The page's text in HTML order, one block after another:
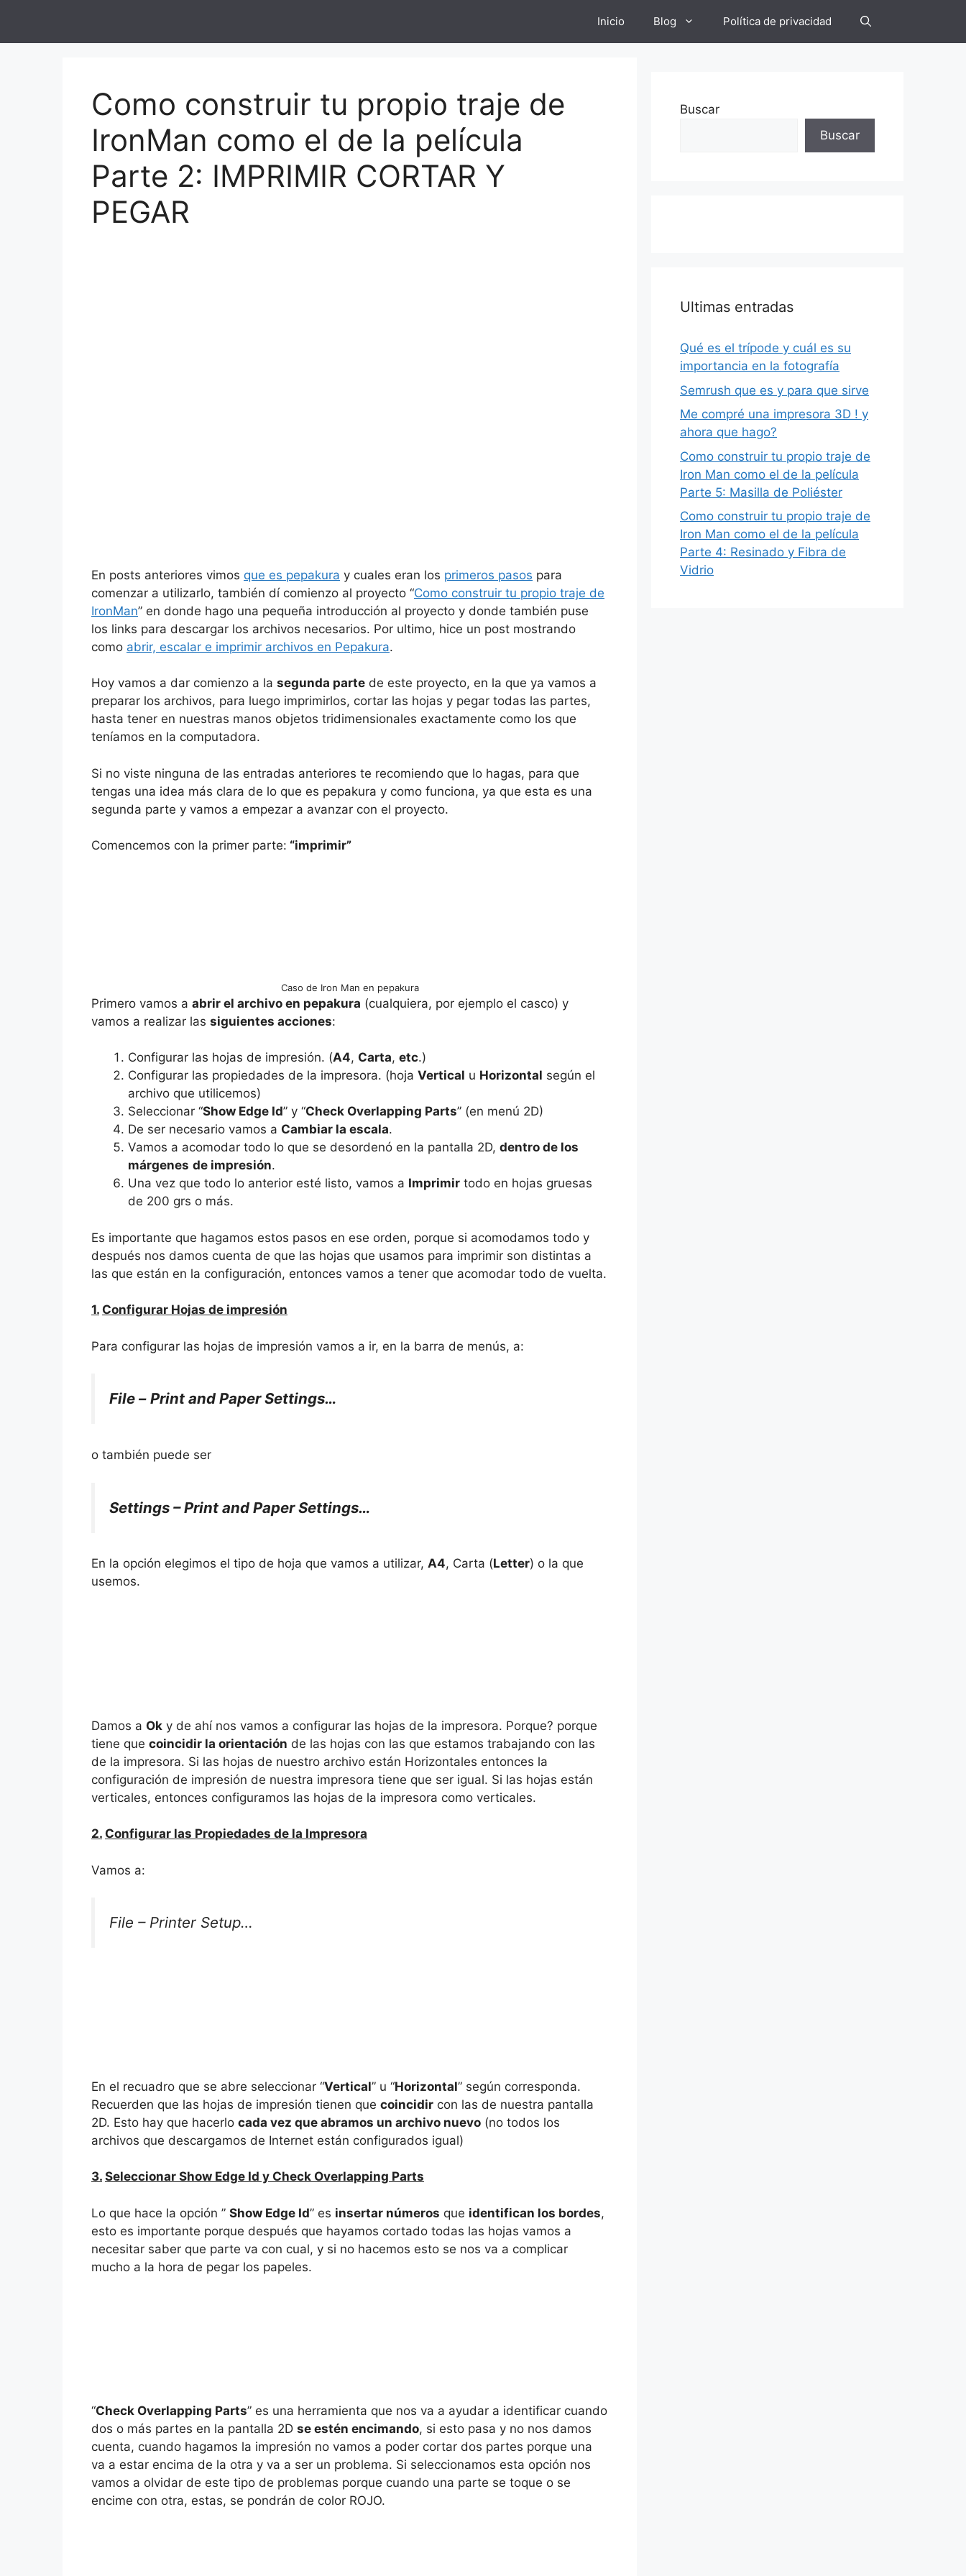
contenido
Inicio Blog Política de privacidad
Como construir tu propio traje de
IronMan como el de la película
Parte 2: IMPRIMIR CORTAR Y
PEGAR
En posts anteriores vimos que es pepakura y cuales eran los primeros pasos para
comenzar a utilizarlo, también dí comienzo al proyecto “Como construir tu propio traje de
IronMan” en donde hago una pequeña introducción al proyecto y donde también puse
los links para descargar los archivos necesarios. Por ultimo, hice un post mostrando
como abrir, escalar e imprimir archivos en Pepakura.
Hoy vamos a dar comienzo a la segunda parte de este proyecto, en la que ya vamos a
preparar los archivos, para luego imprimirlos, cortar las hojas y pegar todas las partes,
hasta tener en nuestras manos objetos tridimensionales exactamente como los que
teníamos en la computadora.
Si no viste ninguna de las entradas anteriores te recomiendo que lo hagas, para que
tengas una idea más clara de lo que es pepakura y como funciona, ya que esta es una
segunda parte y vamos a empezar a avanzar con el proyecto.
Comencemos con la primer parte: “imprimir”
Caso de Iron Man en pepakura
Primero vamos a abrir el archivo en pepakura (cualquiera, por ejemplo el casco) y
vamos a realizar las siguientes acciones:
Configurar las hojas de impresión. (A4, Carta, etc.)
Configurar las propiedades de la impresora. (hoja Vertical u Horizontal según el
archivo que utilicemos)
Seleccionar “Show Edge Id” y “Check Overlapping Parts” (en menú 2D)
De ser necesario vamos a Cambiar la escala.
Vamos a acomodar todo lo que se desordenó en la pantalla 2D, dentro de los
márgenes de impresión.
Una vez que todo lo anterior esté listo, vamos a Imprimir todo en hojas gruesas
de 200 grs o más.
Es importante que hagamos estos pasos en ese orden, porque si acomodamos todo y
después nos damos cuenta de que las hojas que usamos para imprimir son distintas a
las que están en la configuración, entonces vamos a tener que acomodar todo de vuelta.
1. Configurar Hojas de impresión
Para configurar las hojas de impresión vamos a ir, en la barra de menús, a:
File – Print and Paper Settings…
o también puede ser
Settings – Print and Paper Settings…
En la opción elegimos el tipo de hoja que vamos a utilizar, A4, Carta (Letter) o la que
usemos.
Damos a Ok y de ahí nos vamos a configurar las hojas de la impresora. Porque? porque
tiene que coincidir la orientación de las hojas con las que estamos trabajando con las
de la impresora. Si las hojas de nuestro archivo están Horizontales entonces la
configuración de impresión de nuestra impresora tiene que ser igual. Si las hojas están
verticales, entonces configuramos las hojas de la impresora como verticales.
2. Configurar las Propiedades de la Impresora
Vamos a:
File – Printer Setup…
En el recuadro que se abre seleccionar “Vertical” u “Horizontal” según corresponda.
Recuerden que las hojas de impresión tienen que coincidir con las de nuestra pantalla
2D. Esto hay que hacerlo cada vez que abramos un archivo nuevo (no todos los
archivos que descargamos de Internet están configurados igual)
3. Seleccionar Show Edge Id y Check Overlapping Parts
Lo que hace la opción ” Show Edge Id” es insertar números que identifican los bordes,
esto es importante porque después que hayamos cortado todas las hojas vamos a
necesitar saber que parte va con cual, y si no hacemos esto se nos va a complicar
mucho a la hora de pegar los papeles.
“Check Overlapping Parts” es una herramienta que nos va a ayudar a identificar cuando
dos o más partes en la pantalla 2D se estén encimando, si esto pasa y no nos damos
cuenta, cuando hagamos la impresión no vamos a poder cortar dos partes porque una
va a estar encima de la otra y va a ser un problema. Si seleccionamos esta opción nos
vamos a olvidar de este tipo de problemas porque cuando una parte se toque o se
encime con otra, estas, se pondrán de color ROJO.
Buscar
Buscar
Ultimas entradas
Qué es el trípode y cuál es su
importancia en la fotografía
Semrush que es y para que sirve
Me compré una impresora 3D ! y
ahora que hago?
Como construir tu propio traje de
Iron Man como el de la película
Parte 5: Masilla de Poliéster
Como construir tu propio traje de
Iron Man como el de la película
Parte 4: Resinado y Fibra de
Vidrio